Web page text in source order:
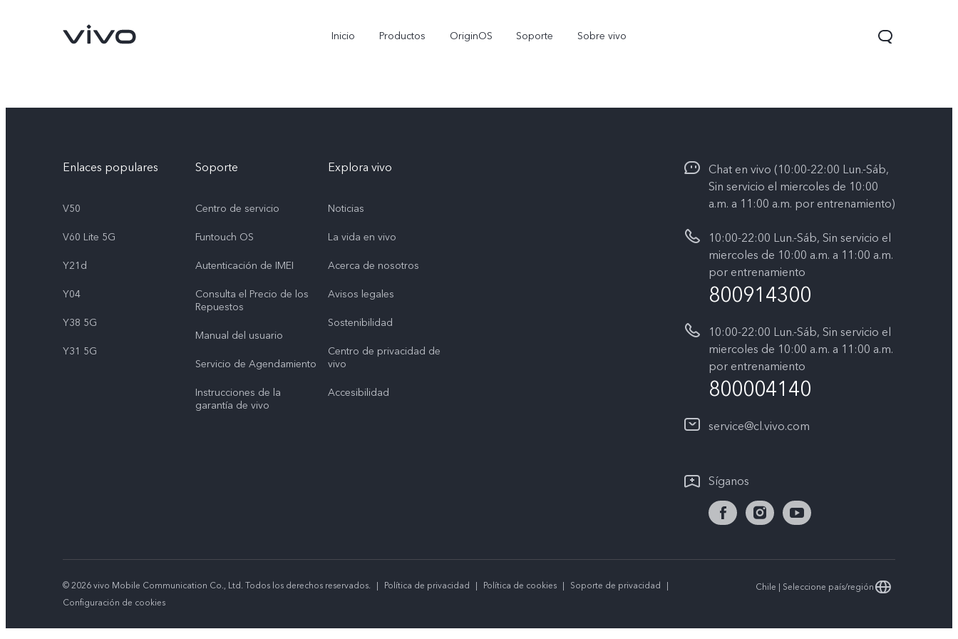
Inicio Productos OriginOS Soporte Sobre vivo
X300 Pro V70 Y11d Y31 5G nuevo
Enlaces populares
V50
V60 Lite 5G
Y21d
Y04
Y38 5G
Y31 5G
Soporte
Centro de servicio
Funtouch OS
Autenticación de IMEI
Consulta el Precio de los
Repuestos
Manual del usuario
Servicio de Agendamiento
Instrucciones de la
garantía de vivo
Explora vivo
Noticias
La vida en vivo
Acerca de nosotros
Avisos legales
Sostenibilidad
Centro de privacidad de
vivo
Accesibilidad
Chat en vivo (10:00-22:00 Lun.-Sáb,
Sin servicio el miercoles de 10:00
a.m. a 11:00 a.m. por entrenamiento)
10:00-22:00 Lun.-Sáb, Sin servicio el
miercoles de 10:00 a.m. a 11:00 a.m.
por entrenamiento
800914300
10:00-22:00 Lun.-Sáb, Sin servicio el
miercoles de 10:00 a.m. a 11:00 a.m.
por entrenamiento
800004140
service@cl.vivo.com
Síganos
© 2026 vivo Mobile Communication Co., Ltd. Todos los derechos reservados. | Política de privacidad | Política de cookies | Soporte de privacidad
|
Configuración de cookies
Chile | Seleccione país/región